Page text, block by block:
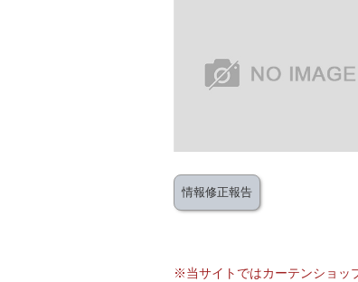
情報修正報告
※当サイトではカーテンショッ